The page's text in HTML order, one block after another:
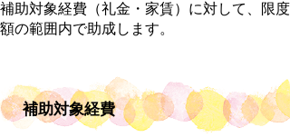
補助対象経費（礼金・家賃）に対して、限度
額の範囲内で助成します。
補助対象経費